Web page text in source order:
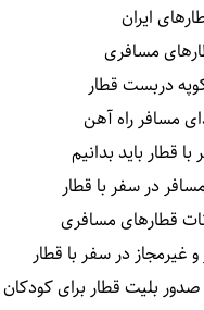
ایران
مسافری
دربست قطار
قطار باید بدانیم
در سفر با قطار
قطارهای مسافری
غیرمجاز در سفر با قطار
صدور بلیت قطار برای کودکان